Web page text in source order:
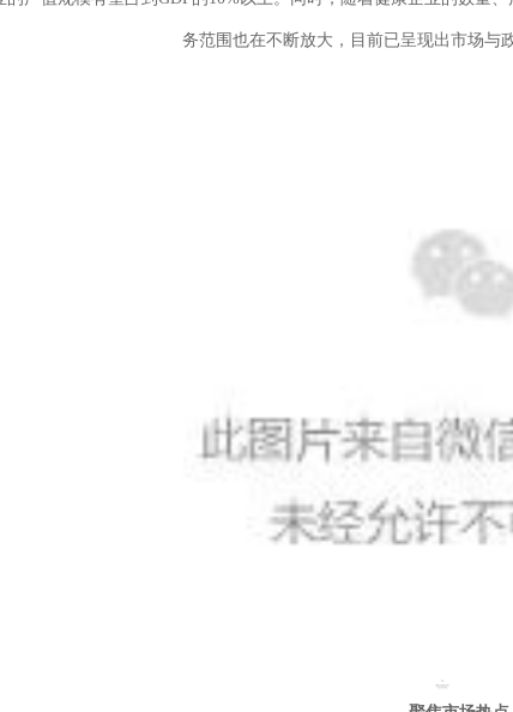
务范围也在不断放大，目前已呈现出市场与